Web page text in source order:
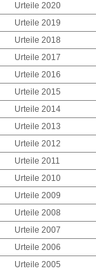
Urteile 2020
Urteile 2019
Urteile 2018
Urteile 2017
Urteile 2016
Urteile 2015
Urteile 2014
Urteile 2013
Urteile 2012
Urteile 2011
Urteile 2010
Urteile 2009
Urteile 2008
Urteile 2007
Urteile 2006
Urteile 2005